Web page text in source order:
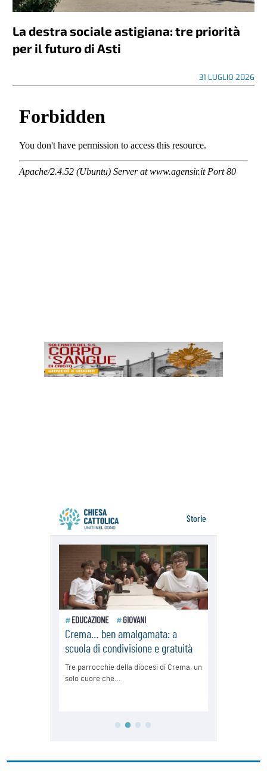
La destra sociale astigiana: tre priorità
per il futuro di Asti
31 LUGLIO 2026